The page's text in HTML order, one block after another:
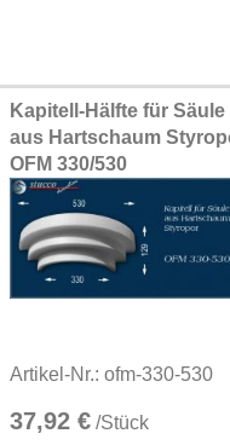
Kapitell-Hälfte für Säule
aus Hartschaum
OFM 330/530
Artikel-Nr.: ofm-330-530
37,92 € /Stück